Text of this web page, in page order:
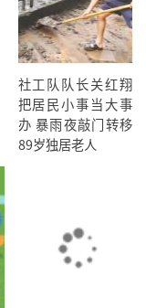
社工队队长关红翔
把居民小事当大事
办 暴雨夜敲门转移
89岁独居老人